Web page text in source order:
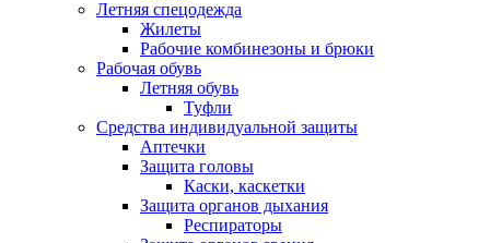
Летняя спецодежда
Жилеты
Рабочие комбинезоны и брюки
Рабочая обувь
Летняя обувь
Туфли
Средства индивидуальной защиты
Аптечки
Защита головы
Каски, каскетки
Защита органов дыхания
Респираторы